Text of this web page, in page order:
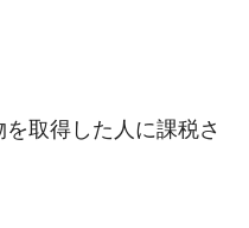
取得した人に課税さ